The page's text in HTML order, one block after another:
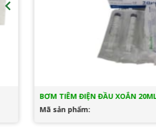
BƠM TIÊM ĐIỆN ĐẦU XOẮN 20ML
Mã sản phẩm: